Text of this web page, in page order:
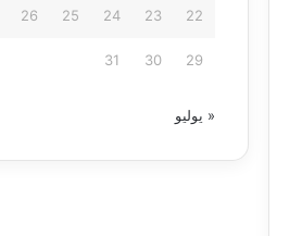
22
23
24
25
26
29
30
31
« يوليو